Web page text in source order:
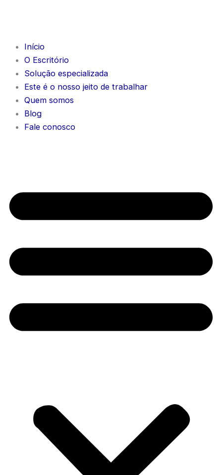
conteúdoInício
O Escritório
Solução especializada
Este é o nosso jeito de trabalhar
Quem somos
Blog
Fale conosco